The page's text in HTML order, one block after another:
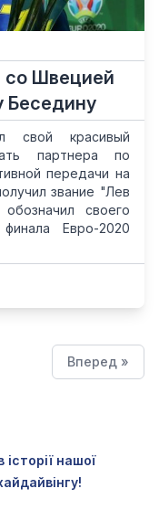
со Швецией
Беседину
свой красивый
партнера по
передачи на
звание "Лев
своего
Евро-2020
Вперед »
нашої